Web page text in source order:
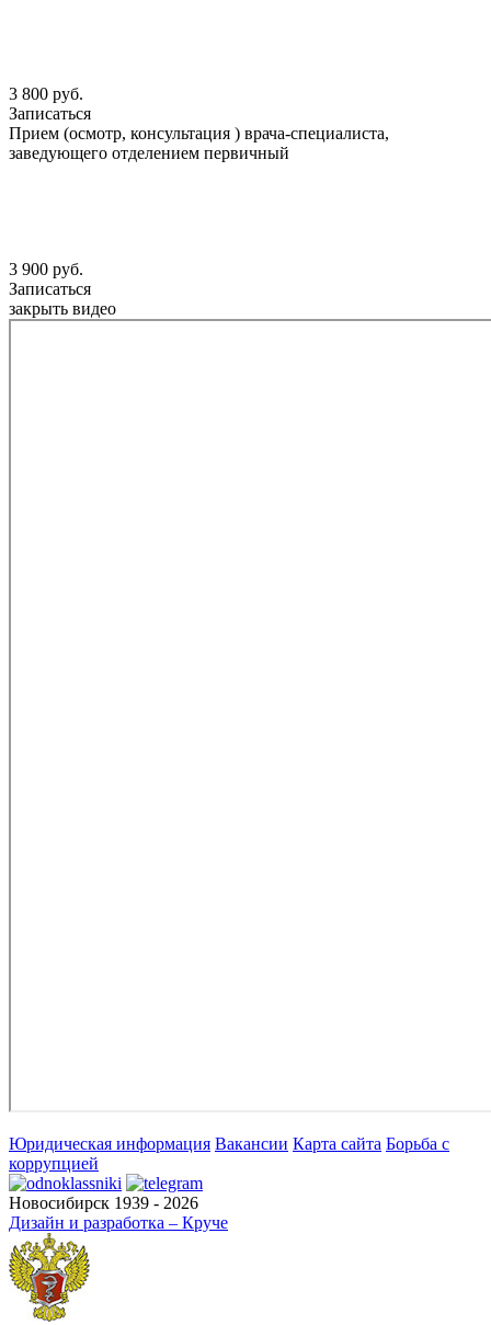
3 800 руб.
Записаться
Прием (осмотр, консультация ) врача-специалиста,
заведующего отделением первичный
3 900 руб.
Записаться
закрыть видео
Юридическая информация Вакансии Карта сайта Борьба с
коррупцией
Новосибирск 1939 - 2026
Дизайн и разработка – Круче